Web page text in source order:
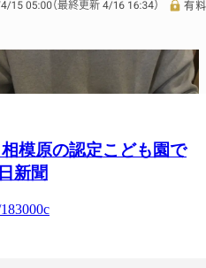
模原の認定こども園で
新聞